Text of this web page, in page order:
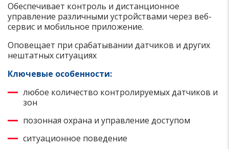
Обеспечивает контроль и дистанционное
управление различными устройствами через веб-
сервис и мобильное приложение.
Оповещает при срабатывании датчиков и других
нештатных ситуациях
Ключевые особенности:
любое количество контролируемых датчиков и
зон
позонная охрана и управление доступом
ситуационное поведение